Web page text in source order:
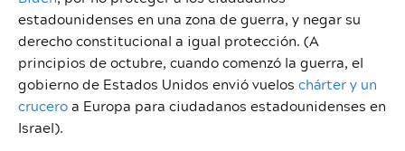
estadounidenses en una zona de guerra, y negar su
derecho constitucional a igual protección. (A
principios de octubre, cuando comenzó la guerra, el
gobierno de Estados Unidos envió vuelos chárter y un
cruceroa Europa para ciudadanos estadounidenses en
Israel).